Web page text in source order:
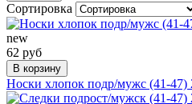
Сортировка
new
62 руб
В корзину
Носки хлопок подр/мужс (41-47)